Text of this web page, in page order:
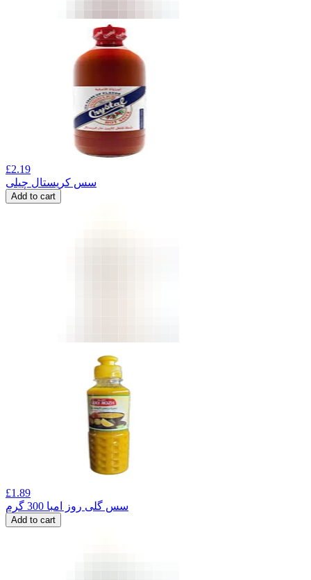
£2.19
سس کریستال چیلی
Add to cart
£1.89
سس گلی روز امبا 300 گرم
Add to cart